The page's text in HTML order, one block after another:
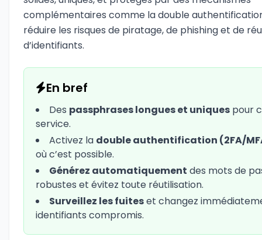
complémentaires comme la double
réduire les risques de piratage, de phishing et de
d’identifiants.
En bref
Des passphrases longues et uniques pour
service.
Activez la double authentification (2FA/
où c’est possible.
Générez automatiquement des mots de
robustes et évitez toute réutilisation.
Surveillez les fuiteset changez
identifiants compromis.